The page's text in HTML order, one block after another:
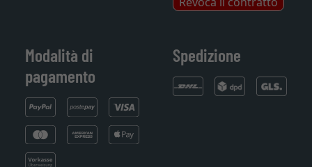
Modalità di
pagamento
Spedizione